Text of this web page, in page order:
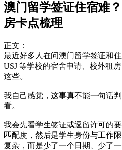
澳门留学签证住宿难
房卡点梳理
正文：
最近好多人在问澳门留学签证和
USJ 等学校的宿舍申请、校外租
这些。
我自己感觉，这事真不能一句话
看。
我会先看学生签证或逗留许可的
匹配度，然后是学生身份与工作
复杂，而是少了一个日期、少了